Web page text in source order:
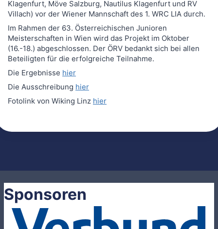
Klagenfurt, Möve Salzburg, Nautilus Klagenfurt und RV
Villach) vor der Wiener Mannschaft des 1. WRC LIA durch.
Im Rahmen der 63. Österreichischen Junioren
Meisterschaften in Wien wird das Projekt im Oktober
(16.-18.) abgeschlossen. Der ÖRV bedankt sich bei allen
Beteiligten für die erfolgreiche Teilnahme.
Die Ergebnisse hier
Die Ausschreibung hier
Fotolink von Wiking Linz hier
Sponsoren